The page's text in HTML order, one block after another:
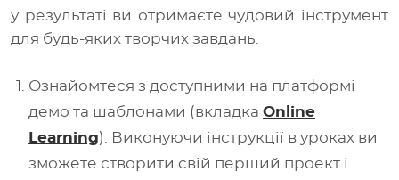
у результаті ви отримаєте чудовий інструмент
для будь-яких творчих завдань.
Ознайомтеся з доступними на платформі
демо та шаблонами (вкладка Online
Learning). Виконуючи інструкції в уроках ви
зможете створити свій перший проект і